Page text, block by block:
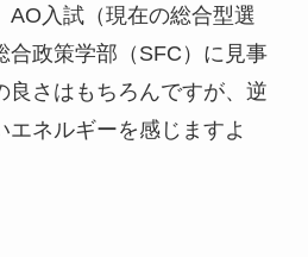
AO入試（現在の総合型選
合政策学部（SFC）に見事
良さはもちろんですが、逆
ネルギーを感じますよ